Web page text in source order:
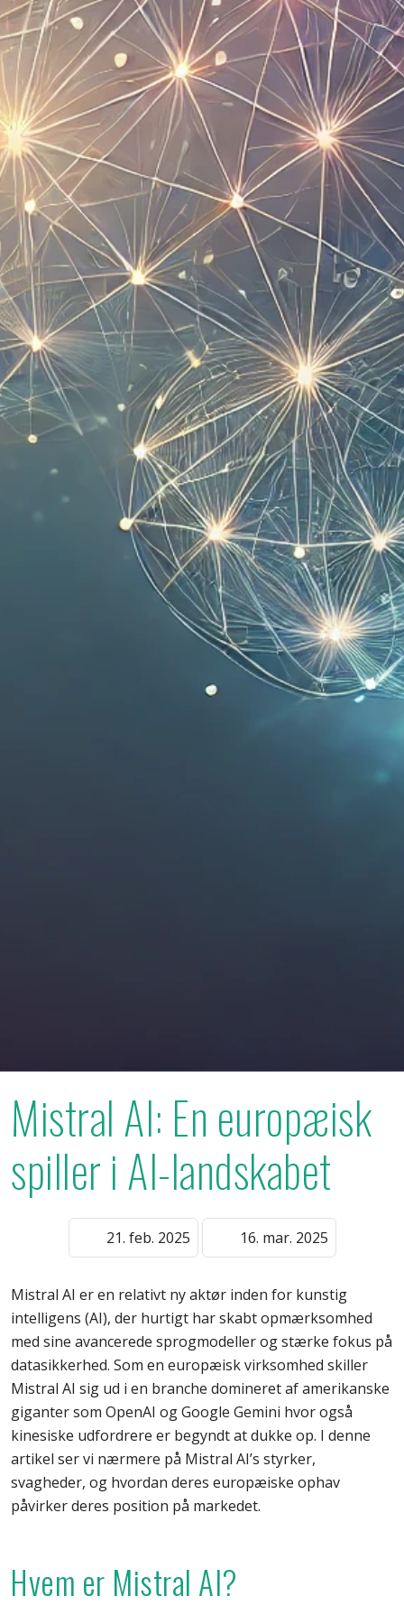
Mistral AI: En europæisk
spiller i AI-landskabet
21. feb. 2025 16. mar. 2025
Mistral AI er en relativt ny aktør inden for kunstig
intelligens (AI), der hurtigt har skabt opmærksomhed
med sine avancerede sprogmodeller og stærke fokus på
datasikkerhed. Som en europæisk virksomhed skiller
Mistral AI sig ud i en branche domineret af amerikanske
giganter som OpenAI og Google Gemini hvor også
kinesiske udfordrere er begyndt at dukke op. I denne
artikel ser vi nærmere på Mistral AI’s styrker,
svagheder, og hvordan deres europæiske ophav
påvirker deres position på markedet.
Hvem er Mistral AI?